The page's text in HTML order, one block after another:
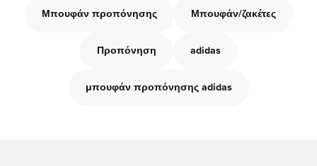
Μπουφάν προπόνησης Μπουφάν/ζακέτες
Προπόνηση adidas
μπουφάν προπόνησης adidas